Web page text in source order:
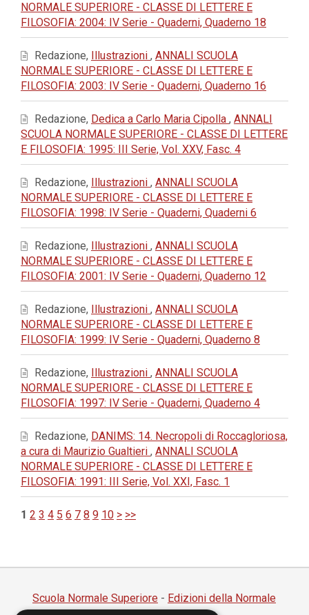
NORMALE SUPERIORE - CLASSE DI LETTERE E
FILOSOFIA: 2004: IV Serie - Quaderni, Quaderno 18
Redazione, Illustrazioni , ANNALI SCUOLA
NORMALE SUPERIORE - CLASSE DI LETTERE E
FILOSOFIA: 2003: IV Serie - Quaderni, Quaderno 16
Redazione, Dedica a Carlo Maria Cipolla , ANNALI
SCUOLA NORMALE SUPERIORE - CLASSE DI LETTERE
E FILOSOFIA: 1995: III Serie, Vol. XXV, Fasc. 4
Redazione, Illustrazioni , ANNALI SCUOLA
NORMALE SUPERIORE - CLASSE DI LETTERE E
FILOSOFIA: 1998: IV Serie - Quaderni, Quaderni 6
Redazione, Illustrazioni , ANNALI SCUOLA
NORMALE SUPERIORE - CLASSE DI LETTERE E
FILOSOFIA: 2001: IV Serie - Quaderni, Quaderno 12
Redazione, Illustrazioni , ANNALI SCUOLA
NORMALE SUPERIORE - CLASSE DI LETTERE E
FILOSOFIA: 1999: IV Serie - Quaderni, Quaderno 8
Redazione, Illustrazioni , ANNALI SCUOLA
NORMALE SUPERIORE - CLASSE DI LETTERE E
FILOSOFIA: 1997: IV Serie - Quaderni, Quaderno 4
Redazione, DANIMS: 14. Necropoli di Roccagloriosa,
a cura di Maurizio Gualtieri , ANNALI SCUOLA
NORMALE SUPERIORE - CLASSE DI LETTERE E
FILOSOFIA: 1991: III Serie, Vol. XXI, Fasc. 1
1 2 3 4 5 6 7 8 9 10 > >>
Scuola Normale Superiore - Edizioni della Normale